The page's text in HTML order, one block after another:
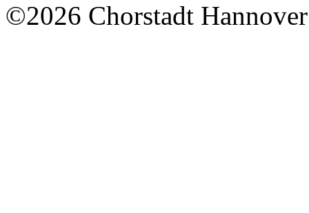
©2026 Chorstadt Hannover